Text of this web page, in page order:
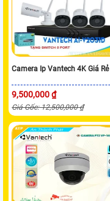
Camera Ip Vantech 4K Giá Rẻ
9,500,000 ₫
Giá Gốc: 12,500,000 ₫